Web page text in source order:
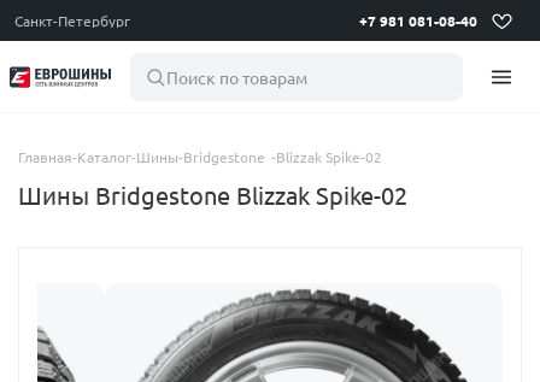
Санкт-Петербург +7 981 081-08-40
Поиск по товарам
Главная-Каталог-Шины-Bridgestone -Blizzak Spike-02
Шины Bridgestone Blizzak Spike-02